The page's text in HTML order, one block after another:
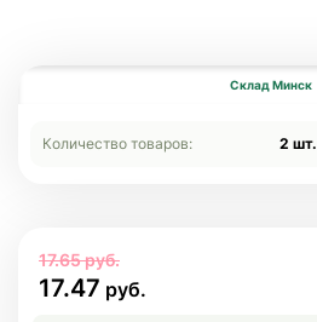
Склад Минск
Количество товаров: 2 шт.
17.65
17.47